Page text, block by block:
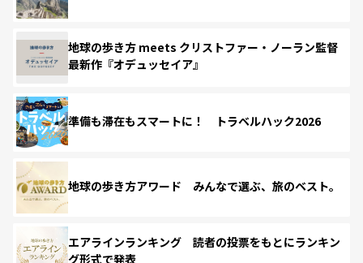
地球の歩き方 meets クリストファー・ノーラン監督
最新作『オデュッセイア』
準備も滞在もスマートに！ トラベルハック2026
地球の歩き方アワード みんなで選ぶ、旅のベスト。
エアラインランキング 読者の投票をもとにランキン
グ形式で発表